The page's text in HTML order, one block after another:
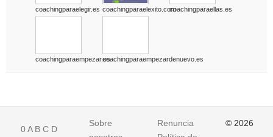
coachingparaelegir.es coachingparaelexito.comcoachingparaellas.es
coachingparaempezar.escoachingparaempezardenuevo.es
0A B C D
Sobre
Renuncia
© 2026